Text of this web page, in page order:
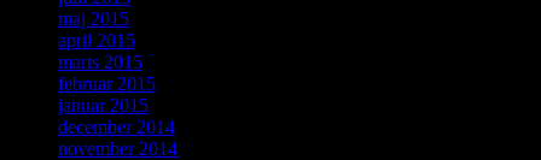
maj 2015
april 2015
marts 2015
februar 2015
januar 2015
december 2014
november 2014